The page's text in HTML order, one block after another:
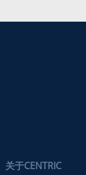
关于CENTRIC